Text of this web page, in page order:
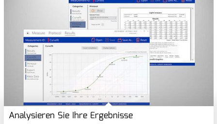
Analysieren Sie Ihre Ergebnisse